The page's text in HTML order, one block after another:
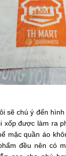
sẽ chú ý đến
xốp được làm ra
mặc quần áo
đều nên có